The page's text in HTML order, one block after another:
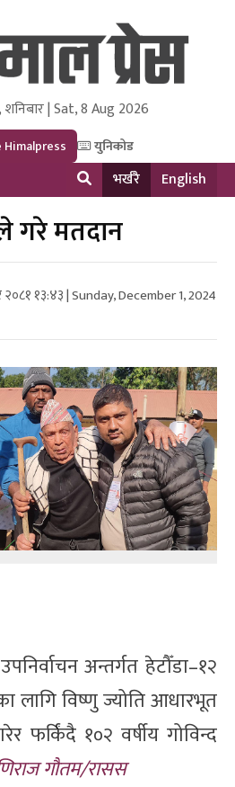
and Research Pvt Ltd.
| Sat, 8 Aug 2026
युनिकोड
भर्खरै English
गरे मतदान
२०८१ १३:४३ | Sunday, December 1, 2024
अन्तर्गत हेटौँडा–१२
लागि विष्णु ज्योति आधारभूत
फर्किंदै १०२ वर्षीय गोविन्द
गौतम/रासस